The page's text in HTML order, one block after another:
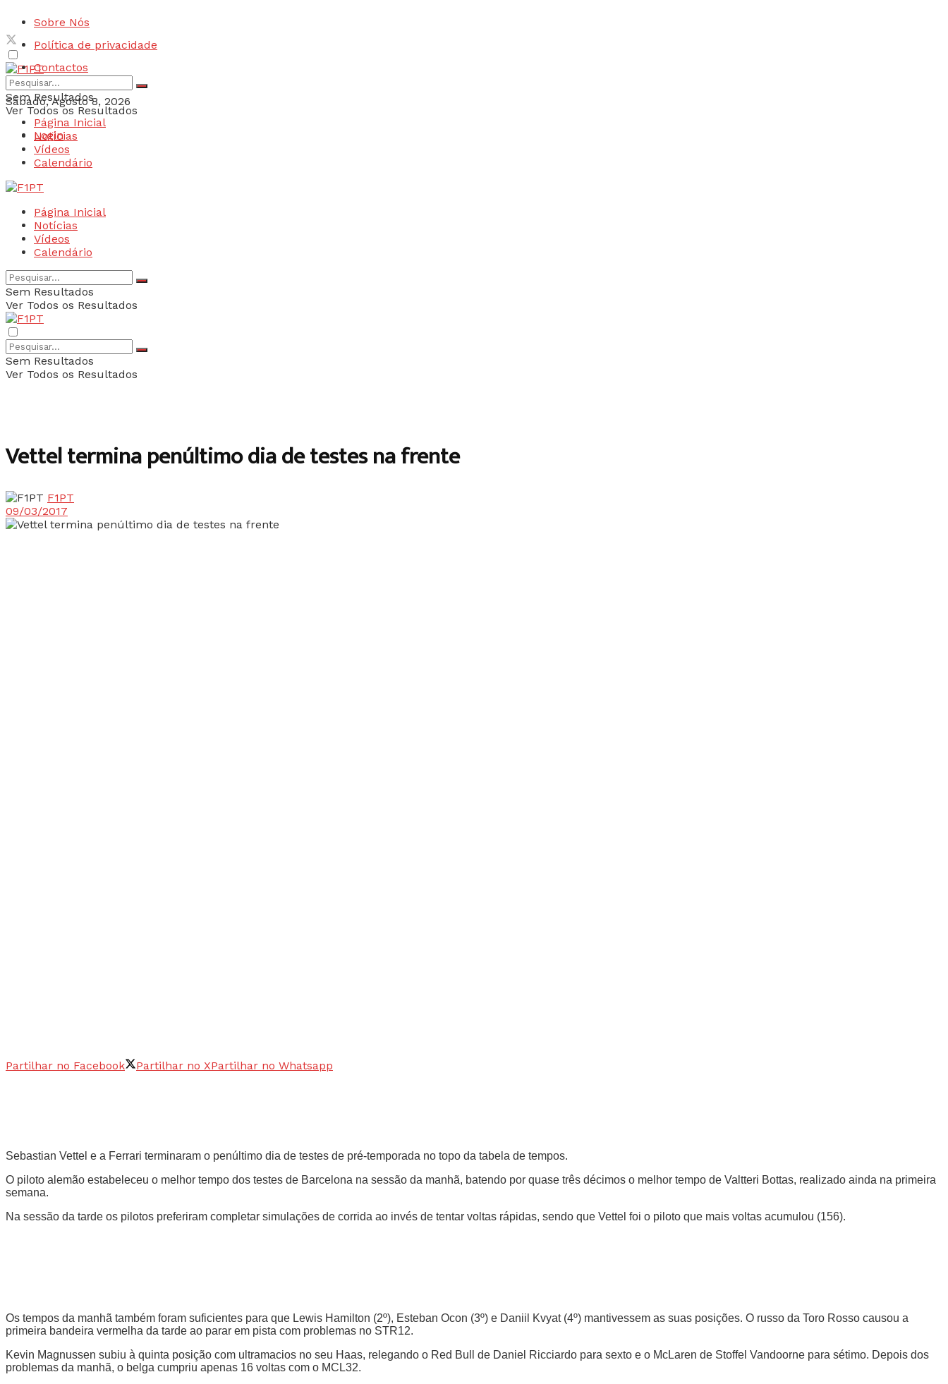
Sobre Nós
Política de privacidade
Contactos
Sábado, Agosto 8, 2026
Login
Sem Resultados
Ver Todos os Resultados
Página Inicial
Notícias
Vídeos
Calendário
Página Inicial
Notícias
Vídeos
Calendário
Sem Resultados
Ver Todos os Resultados
Sem Resultados
Ver Todos os Resultados
Vettel termina penúltimo dia de testes na frente
F1PT
09/03/2017
Partilhar no Facebook Partilhar no XPartilhar no Whatsapp
Sebastian Vettel e a Ferrari terminaram o penúltimo dia de testes de pré-temporada no topo da tabela de tempos.
O piloto alemão estabeleceu o melhor tempo dos testes de Barcelona na sessão da manhã, batendo por quase três décimos o melhor tempo de Valtteri Bottas, realizado ainda na primeira
semana.
Na sessão da tarde os pilotos preferiram completar simulações de corrida ao invés de tentar voltas rápidas, sendo que Vettel foi o piloto que mais voltas acumulou (156).
Os tempos da manhã também foram suficientes para que Lewis Hamilton (2º), Esteban Ocon (3º) e Daniil Kvyat (4º) mantivessem as suas posições. O russo da Toro Rosso causou a
primeira bandeira vermelha da tarde ao parar em pista com problemas no STR12.
Kevin Magnussen subiu à quinta posição com ultramacios no seu Haas, relegando o Red Bull de Daniel Ricciardo para sexto e o McLaren de Stoffel Vandoorne para sétimo. Depois dos
problemas da manhã, o belga cumpriu apenas 16 voltas com o MCL32.